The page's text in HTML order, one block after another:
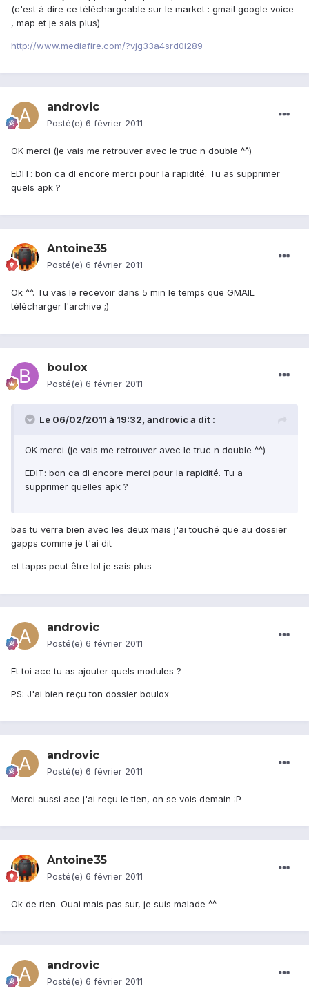
(c'est à dire ce téléchargeable sur le market : gmail google voice
, map et je sais plus)
http://www.mediafire.com/?vjg33a4srd0i289
androvic
Posté(e) 6 février 2011
OK merci (je vais me retrouver avec le truc n double ^^)
EDIT: bon ca dl encore merci pour la rapidité. Tu as supprimer
quels apk ?
Antoine35
Posté(e) 6 février 2011
Ok ^^. Tu vas le recevoir dans 5 min le temps que GMAIL
télécharger l'archive ;)
boulox
Posté(e) 6 février 2011
Le 06/02/2011 à 19:32, androvic a dit :
OK merci (je vais me retrouver avec le truc n double ^^)
EDIT: bon ca dl encore merci pour la rapidité. Tu a
supprimer quelles apk ?
bas tu verra bien avec les deux mais j'ai touché que au dossier
gapps comme je t'ai dit
et tapps peut être lol je sais plus
androvic
Posté(e) 6 février 2011
Et toi ace tu as ajouter quels modules ?
PS: J'ai bien reçu ton dossier boulox
androvic
Posté(e) 6 février 2011
Merci aussi ace j'ai reçu le tien, on se vois demain :P
Antoine35
Posté(e) 6 février 2011
Ok de rien. Ouai mais pas sur, je suis malade ^^
androvic
Posté(e) 6 février 2011